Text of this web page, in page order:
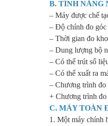
B. TÍNH NĂNG
– Máy được chế
– Độ chính đo góc
– Thời gian đo
– Dung lượng bộ
– Có thể trút số
– Có thể xuất ra
– Chương trình đo
+ Chương trình đo
C. MÁY TOÀN
1. Một máy chính